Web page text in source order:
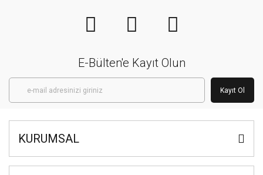
E-Bülten'e Kayıt Olun
Kayıt Ol
KURUMSAL